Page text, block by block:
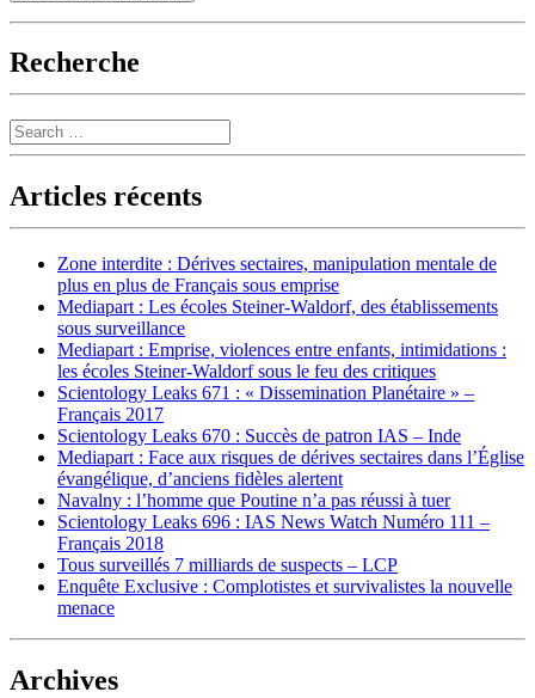
Recherche
Search
Articles récents
Zone interdite : Dérives sectaires, manipulation mentale de
plus en plus de Français sous emprise
Mediapart : Les écoles Steiner-Waldorf, des établissements
sous surveillance
Mediapart : Emprise, violences entre enfants, intimidations :
les écoles Steiner-Waldorf sous le feu des critiques
Scientology Leaks 671 : « Dissemination Planétaire » –
Français 2017
Scientology Leaks 670 : Succès de patron IAS – Inde
Mediapart : Face aux risques de dérives sectaires dans l’Église
évangélique, d’anciens fidèles alertent
Navalny : l’homme que Poutine n’a pas réussi à tuer
Scientology Leaks 696 : IAS News Watch Numéro 111 –
Français 2018
Tous surveillés 7 milliards de suspects – LCP
Enquête Exclusive : Complotistes et survivalistes la nouvelle
menace
Archives